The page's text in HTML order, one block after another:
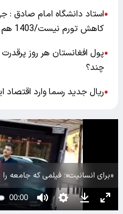
●استاد دانشگاه امام صادق
کاهش تورم نیست/1403 هم تورم با نرخ بالا خواهیم داشت
●پول افغانستان هر روز
چند؟
●ریال جدید رسما وارد اقتصاد
«برای انسانیت»؛ فیلمی که جامعه